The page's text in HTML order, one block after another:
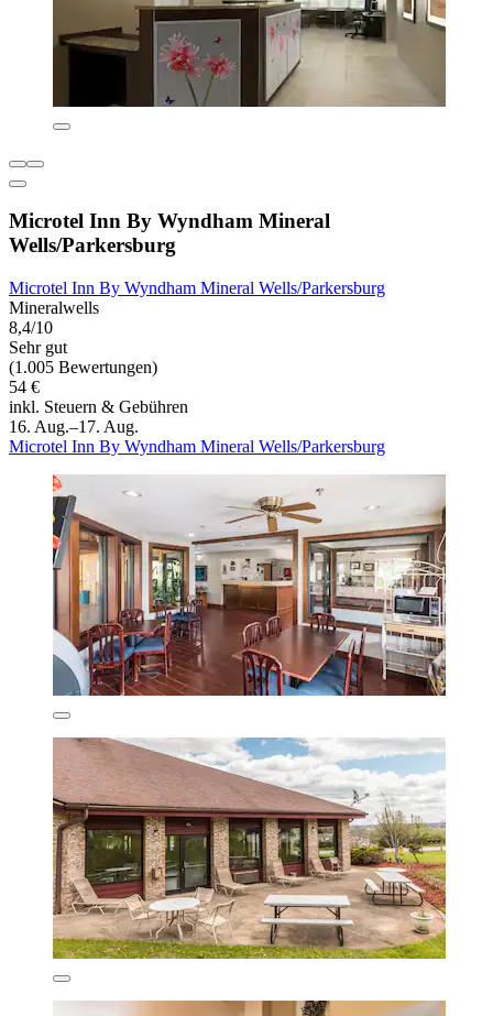
Microtel Inn By Wyndham Mineral
Wells/Parkersburg
Microtel Inn By Wyndham Mineral Wells/Parkersburg
Mineralwells
8,4/10
Sehr gut
(1.005 Bewertungen)
54 €
inkl. Steuern & Gebühren
16. Aug.–17. Aug.
Microtel Inn By Wyndham Mineral Wells/Parkersburg